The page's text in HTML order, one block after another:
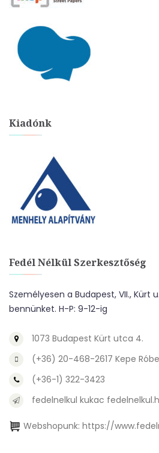
Kiadónk
Fedél Nélkül Szerkesztőség
Személyesen a Budapest, VII., Kürt
bennünket. H-P: 9-12-ig
1073 Budapest Kürt utca 4.
(+36) 20-468-2617 Kepe
(+36-1) 322-3423
fedelnelkul kukac
Webshopunk: https://